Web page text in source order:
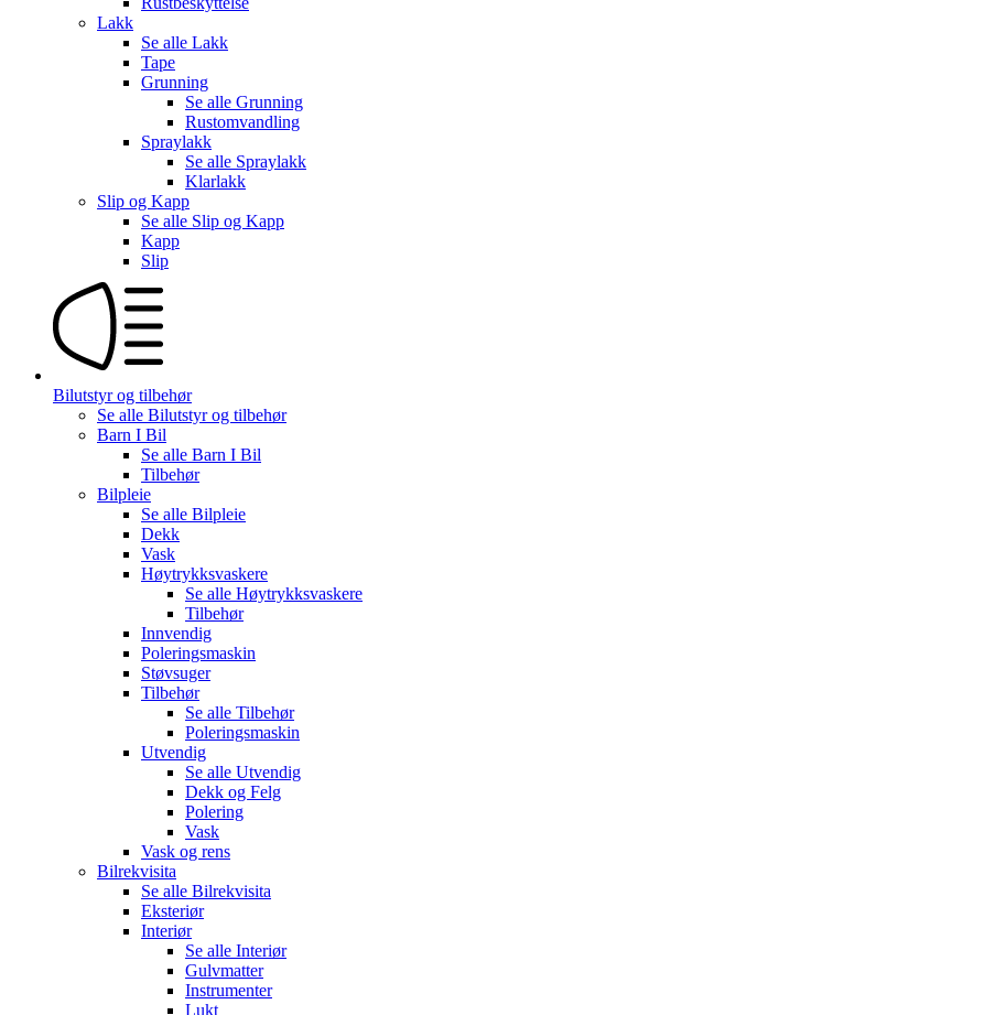
Lakk
Se alle Lakk
Tape
Grunning
Se alle Grunning
Rustomvandling
Spraylakk
Se alle Spraylakk
Klarlakk
Slip og Kapp
Se alle Slip og Kapp
Kapp
Slip
Bilutstyr og tilbehør
Se alle Bilutstyr og tilbehør
Barn I Bil
Se alle Barn I Bil
Tilbehør
Bilpleie
Se alle Bilpleie
Dekk
Vask
Høytrykksvaskere
Se alle Høytrykksvaskere
Tilbehør
Innvendig
Poleringsmaskin
Støvsuger
Tilbehør
Se alle Tilbehør
Poleringsmaskin
Utvendig
Se alle Utvendig
Dekk og Felg
Polering
Vask
Vask og rens
Bilrekvisita
Se alle Bilrekvisita
Eksteriør
Interiør
Se alle Interiør
Gulvmatter
Instrumenter
Lukt